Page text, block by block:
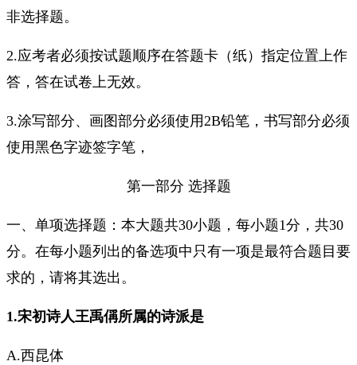
非选择题。
2.应考者必须按试题顺序在答题卡（纸）指定位置上作
答，答在试卷上无效。
3.涂写部分、画图部分必须使用2B铅笔，书写部分必须
使用黑色字迹签字笔，
第一部分 选择题
一、单项选择题：本大题共30小题，每小题1分，共30
分。在每小题列出的备选项中只有一项是最符合题目要
求的，请将其选出。
1.宋初诗人王禹偁所属的诗派是
A.西昆体